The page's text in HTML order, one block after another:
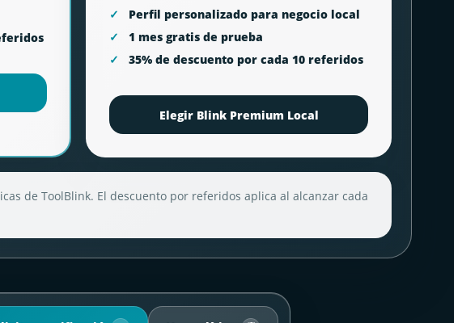
Perfil personalizado para negocio local
1 mes gratis de prueba
35% de descuento por cada 10 referidos
Elegir Blink Premium Local
de ToolBlink. El descuento por referidos aplica al alcanzar cada